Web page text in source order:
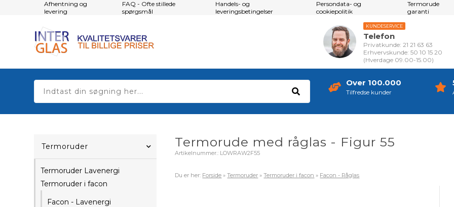
Afhentning og
levering
FAQ - Ofte stillede
spørgsmål
Handels- og
leveringsbetingelser
Persondata- og
cookiepolitik
Termorude
garanti
KUNDESERVICE
Telefon
Privatkunde: 21 21 63 63
Erhvervskunde: 50 10 15 20
(Hverdage 09.00-15.00)
Over 100.000
Tilfredse kunder
Termoruder
Termoruder Lavenergi
Termoruder i facon
Facon - Lavenergi
Termorude med råglas - Figur 55
Artikelnummer.: LOWRAW2F55
Du er her: Forside »Termoruder »Termoruder i facon » Facon - Råglas